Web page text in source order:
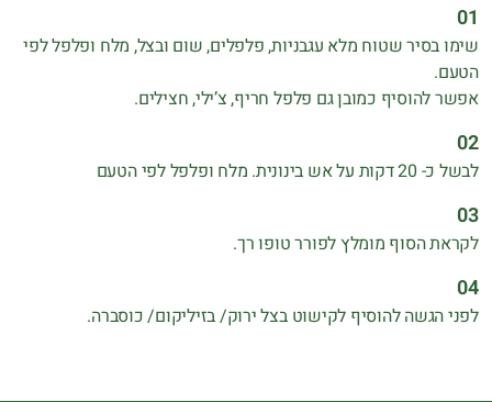
שימו בסיר שטוח מלא עגבניות, פלפלים, שום ובצל, מלח ופלפל לפי
הטעם.
אפשר להוסיף כמובן גם פלפל חריף, צ’ילי, חצילים.
לבשל כ- 20 דקות על אש בינונית. מלח ופלפל לפי הטעם
לקראת הסוף מומלץ לפורר טופו רך.
לפני הגשה להוסיף לקישוט בצל ירוק/ בזיליקום/ כוסברה.